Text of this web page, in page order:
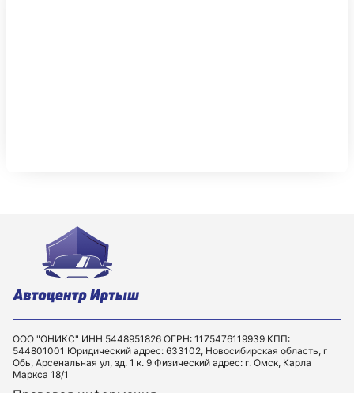
ООО "ОНИКС" ИНН 5448951826 ОГРН: 1175476119939 КПП:
544801001 Юридический адрес: 633102, Новосибирская область, г
Обь, Арсенальная ул, зд. 1 к. 9 Физический адрес: г. Омск, Карла
Маркса 18/1